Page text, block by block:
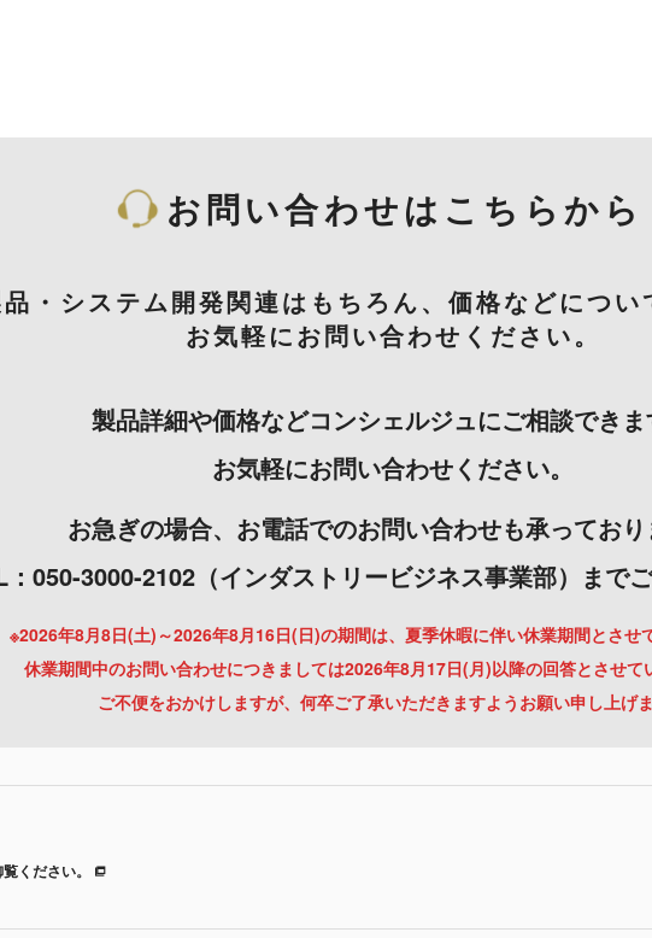
お問い合わせはこちらから
・システム開発関連はもちろん、価格などについ
お気軽にお問い合わせください。
製品詳細や価格などコンシェルジュにご相談できま
お気軽にお問い合わせください。
お急ぎの場合、お電話でのお問い合わせも承っており
：050-3000-2102（インダストリービジネス事業部）までご
※2026年8月8日(土)～2026年8月16日(日)の期間は、夏季休暇に伴い休業期間とさせ
休業期間中のお問い合わせにつきましては2026年8月17日(月)以降の回答とさせて
ご不便をおかけしますが、何卒ご了承いただきますようお願い申し上げま
ください。